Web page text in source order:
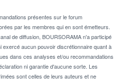
présentes sur le forum
par les membres qui en sont émetteurs.
de diffusion, BOURSORAMA n'a participé
exercé aucun pouvoir discrétionnaire quant à
dans ces analyses et/ou recommandations
ni garantie d'aucune sorte. Les
sont celles de leurs auteurs et ne